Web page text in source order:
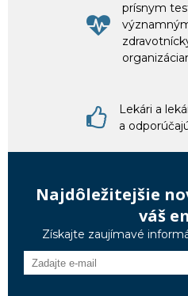
prísnym
Lekári a
a
Najdôležitejšie
váš
Získajte zaujímavé